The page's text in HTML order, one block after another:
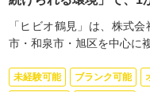
「ヒビオ鶴見」は、株式
市・和泉市・旭区を中心に
未経験可能 ブランク可能